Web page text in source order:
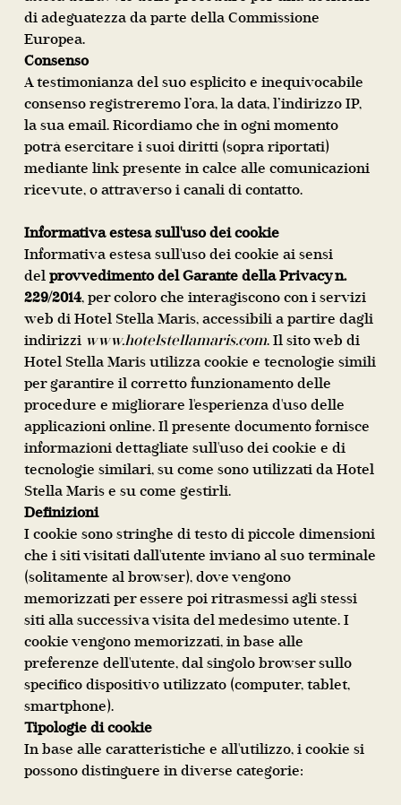
di adeguatezza da parte della Commissione
Europea.
Consenso
A testimonianza del suo esplicito e inequivocabile
consenso registreremo l’ora, la data, l’indirizzo IP,
la sua email. Ricordiamo che in ogni momento
potrà esercitare i suoi diritti (sopra riportati)
mediante link presente in calce alle comunicazioni
ricevute, o attraverso i canali di contatto.
Informativa estesa sull'uso dei cookie
Informativa estesa sull'uso dei cookie ai sensi
del provvedimento del Garante della Privacy n.
229/2014, per coloro che interagiscono con i servizi
web di Hotel Stella Maris, accessibili a partire dagli
indirizzi www.hotelstellamaris.com. Il sito web di
Hotel Stella Maris utilizza cookie e tecnologie simili
per garantire il corretto funzionamento delle
procedure e migliorare l'esperienza d'uso delle
applicazioni online. Il presente documento fornisce
informazioni dettagliate sull'uso dei cookie e di
tecnologie similari, su come sono utilizzati da Hotel
Stella Maris e su come gestirli.
Definizioni
I cookie sono stringhe di testo di piccole dimensioni
che i siti visitati dall'utente inviano al suo terminale
(solitamente al browser), dove vengono
memorizzati per essere poi ritrasmessi agli stessi
siti alla successiva visita del medesimo utente. I
cookie vengono memorizzati, in base alle
preferenze dell'utente, dal singolo browser sullo
specifico dispositivo utilizzato (computer, tablet,
smartphone).
Tipologie di cookie
In base alle caratteristiche e all'utilizzo, i cookie si
possono distinguere in diverse categorie: